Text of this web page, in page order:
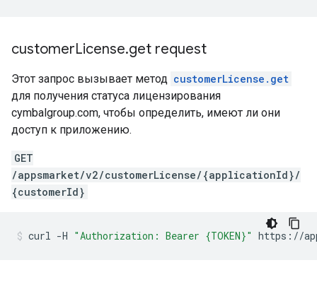
customerLicense.get request
Этот запрос вызывает метод customerLicense.get
для получения статуса лицензирования
cymbalgroup.com, чтобы определить, имеют ли они
доступ к приложению.
GET
/appsmarket/v2/customerLicense/{applicationId}/
{customerId}
curl -H "Authorization: Bearer {TOKEN}" https://